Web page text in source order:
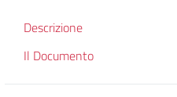
Descrizione
Il Documento